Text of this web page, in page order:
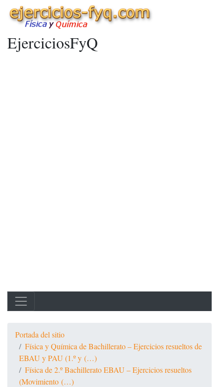
EjerciciosFyQ
Portada del sitio
Física y Química de Bachillerato – Ejercicios resueltos de
EBAU y PAU (1.º y (…)
Física de 2.º Bachillerato EBAU – Ejercicios resueltos
(Movimiento (…)